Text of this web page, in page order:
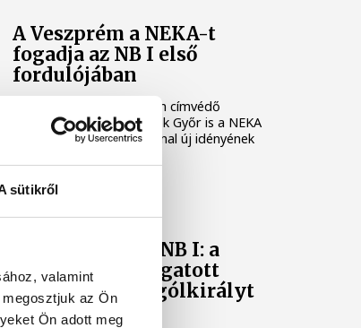
sütikről
valamint
az Ön
Ön adott meg
A Veszprém a NEKA-t
fogadja az NB I első
fordulójában
A férfi kézilabda NB I-ben címvédő
Veszprém, és a női bajnok Győr is a NEKA
csapatát fogadja az élvonal új idényének
Férfi kézilabda NB I: a
Tatabánya válogatott
beállót, a Győr gólkirályt
igazol